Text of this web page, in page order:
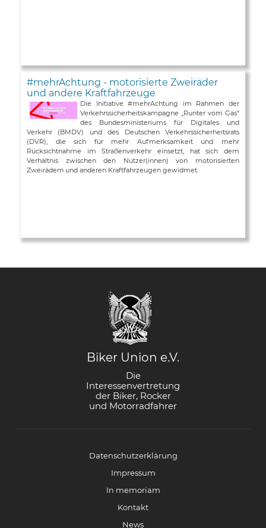
#mehrAchtung - motorisierte Zweiräder
und andere Kraftfahrzeuge
Die Initiative #mehrAchtung im Rahmen der
Verkehrssicherheitskampagne „Runter vom Gas“
des Bundesministeriums für Digitales und
Verkehr (BMDV) und des Deutschen Verkehrssicherheitsrats
(DVR), die sich für mehr Aufmerksamkeit und mehr
Rücksichtnahme im Straßenverkehr einsetzt, hat sich dem
Verhältnis zwischen den Nutzer(innen) von motorisierten
Zweirädern und anderen Kraftfahrzeugen gewidmet.
Biker Union e.V.
Die
Interessenvertretung
der Biker, Rocker
und Motorradfahrer
Datenschutzerklärung
Impressum
In memoriam
Kontakt
News